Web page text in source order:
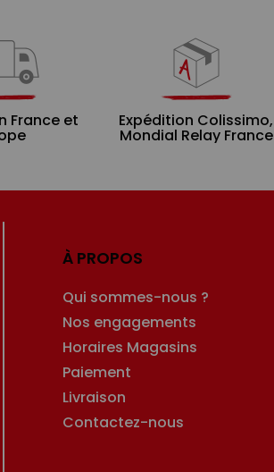
France et Expédition Colissimo,
Mondial Relay France
À PROPOS
Qui sommes-nous ?
Nos engagements
Horaires Magasins
Paiement
Livraison
Contactez-nous